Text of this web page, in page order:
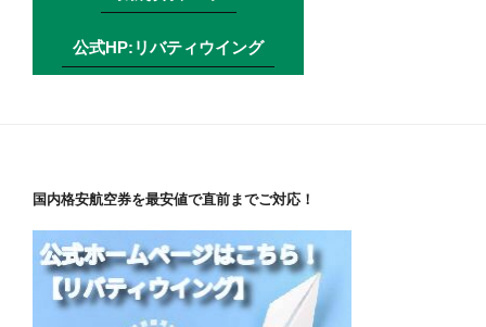
公式HP:リバティウイング
国内格安航空券を最安値で直前までご対応！